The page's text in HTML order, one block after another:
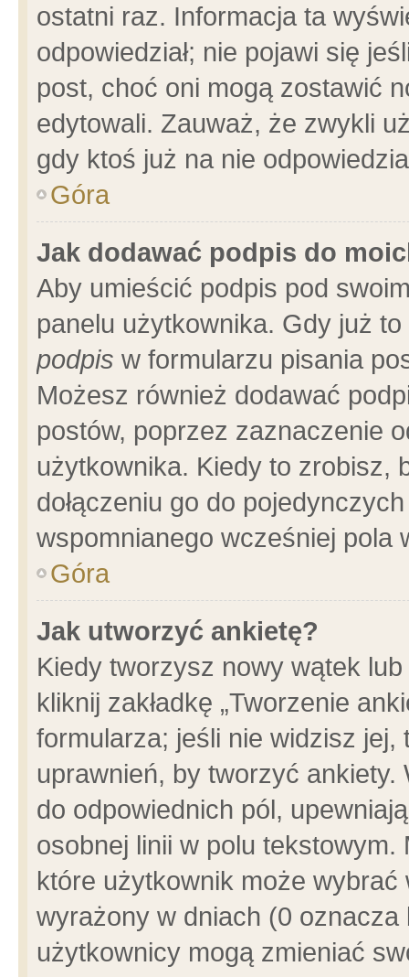
ostatni raz. Informacja ta
odpowiedział; nie pojawi się
post, choć oni mogą zostawić
edytowali. Zauważ, że zwykli
gdy ktoś już na nie
Góra
Jak dodawać podpis do
Aby umieścić podpis pod
panelu użytkownika. Gdy już
podpis w formularzu pisania
Możesz również dodawać
postów, poprzez zaznaczenie
użytkownika. Kiedy to zrobisz,
dołączeniu go do
wspomnianego wcześniej pola
Góra
Jak utworzyć ankietę?
Kiedy tworzysz nowy wątek
kliknij zakładkę „Tworzenie
formularza; jeśli nie widzisz
uprawnień, by tworzyć ankiety.
do odpowiednich pól,
osobnej linii w polu
które użytkownik może
wyrażony w dniach (0
użytkownicy mogą zmieniać